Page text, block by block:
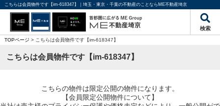
こちらは会員物件です【im-618347】｜埼玉・東京・千葉の不動産のことならME不動産埼京
検索
TOPページ > こちらは会員物件です【im-618347】
こちらは会員物件です【im-618347】
こちらの物件は限定公開の物件になります。
【会員限定公開物件について】